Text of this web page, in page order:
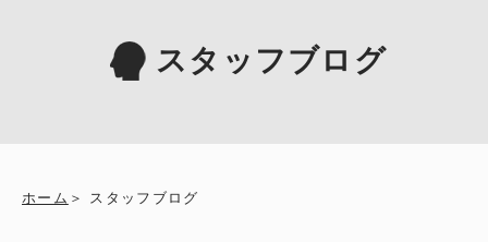
スタッフブログ
ホーム スタッフブログ